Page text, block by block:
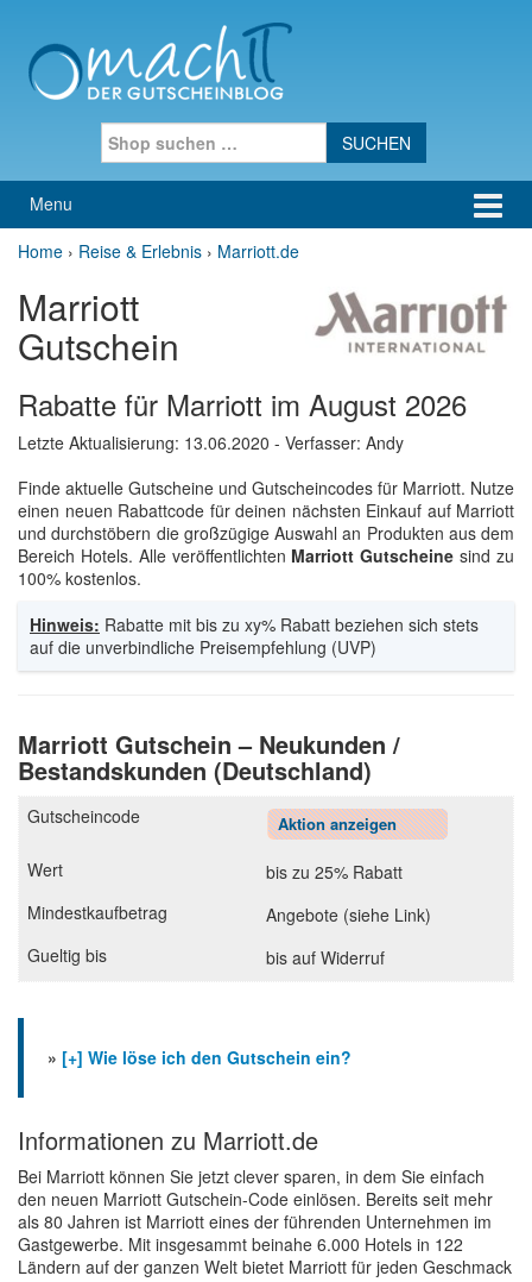
Menu
Home › Reise & Erlebnis › Marriott.de
Marriott
Gutschein
Rabatte für Marriott im August 2026
Letzte Aktualisierung: 13.06.2020 - Verfasser: Andy
Finde aktuelle Gutscheine und Gutscheincodes für Marriott. Nutze
einen neuen Rabattcode für deinen nächsten Einkauf auf Marriott
und durchstöbern die großzügige Auswahl an Produkten aus dem
Bereich Hotels. Alle veröffentlichten Marriott Gutscheine sind zu
100% kostenlos.
Hinweis: Rabatte mit bis zu xy% Rabatt beziehen sich stets
auf die unverbindliche Preisempfehlung (UVP)
Marriott Gutschein – Neukunden /
Bestandskunden (Deutschland)
Aktion anzeigen
bis zu 25% Rabatt
Angebote (siehe Link)
bis auf Widerruf
» [+] Wie löse ich den Gutschein ein?
Informationen zu Marriott.de
Bei Marriott können Sie jetzt clever sparen, in dem Sie einfach
den neuen Marriott Gutschein-Code einlösen. Bereits seit mehr
als 80 Jahren ist Marriott eines der führenden Unternehmen im
Gastgewerbe. Mit insgesammt beinahe 6.000 Hotels in 122
Ländern auf der ganzen Welt bietet Marriott für jeden Geschmack